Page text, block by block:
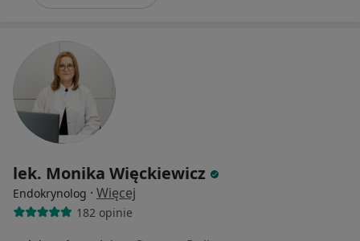
lek. Monika Więckiewicz
Endokrynolog · Więcej
182 opinie